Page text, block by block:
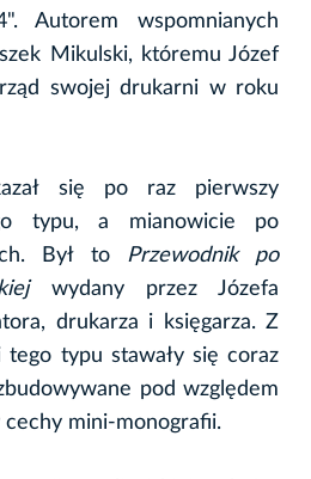
Autorem wspomnianych
Mikulski, któremu Józef
swojej drukarni w roku
się po raz pierwszy
typu, a mianowicie po
Był to
Przewodnik po
wydany przez Józefa
drukarza i księgarza. Z
tego typu stawały się coraz
pod względem
cechy mini-monografii.